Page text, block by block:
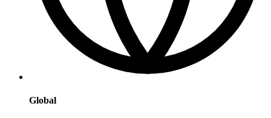
Global